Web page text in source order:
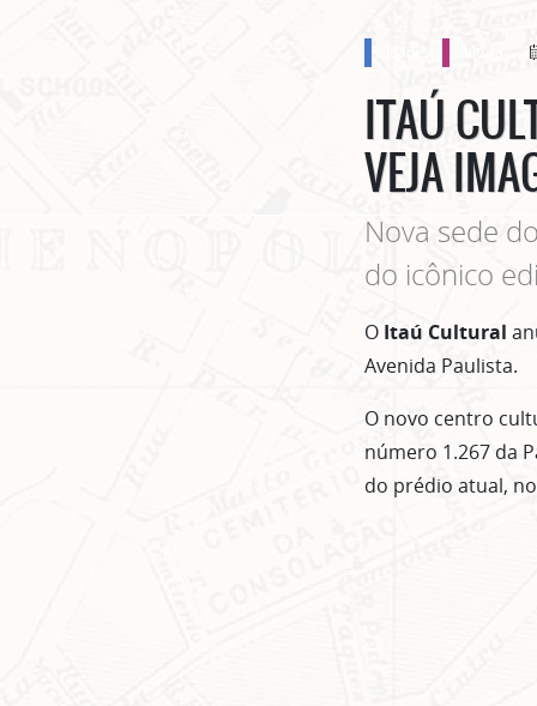
ITAÚ
VEJA
Nova sede
do icônico
O Itaú Cultural
Avenida Paulista.
O novo centro
número 1.267 da
do prédio atual,